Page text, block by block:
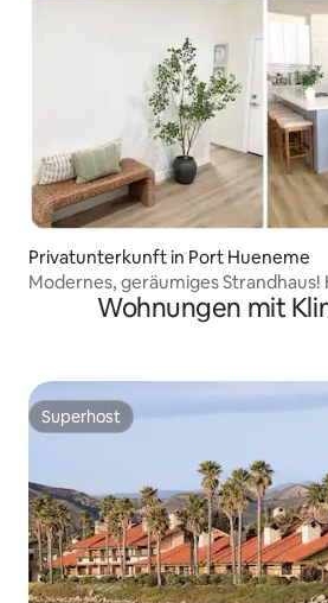
Privatunterkunft in Port Hueneme
Modernes, geräumiges Strandhaus!
Wohnungen mit
Superhost
Superhost